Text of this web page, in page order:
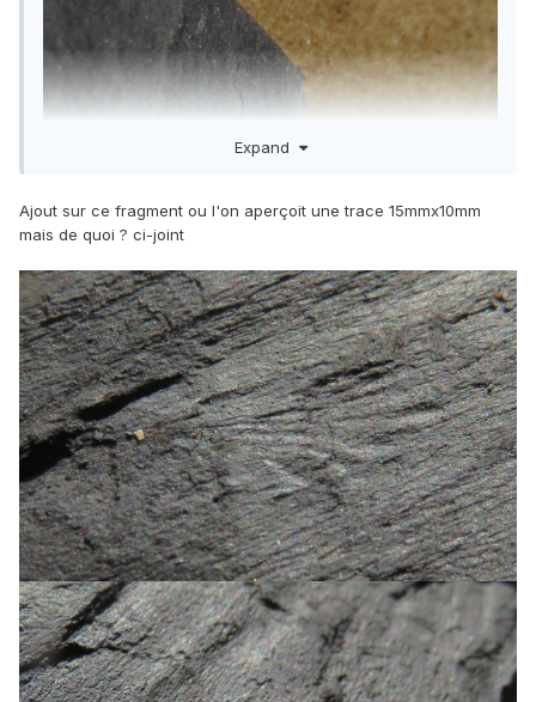
Expand
Ajout sur ce fragment ou l'on aperçoit une trace 15mmx10mm
mais de quoi ? ci-joint